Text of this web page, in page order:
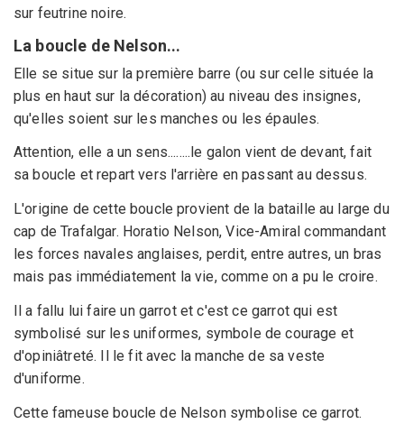
sur feutrine noire.
La boucle de Nelson...
Elle se situe sur la première barre (ou sur celle située la
plus en haut sur la décoration) au niveau des insignes,
qu'elles soient sur les manches ou les épaules.
Attention, elle a un sens........le galon vient de devant, fait
sa boucle et repart vers l'arrière en passant au dessus.
L'origine de cette boucle provient de la bataille au large du
cap de Trafalgar. Horatio Nelson, Vice-Amiral commandant
les forces navales anglaises, perdit, entre autres, un bras
mais pas immédiatement la vie, comme on a pu le croire.
Il a fallu lui faire un garrot et c'est ce garrot qui est
symbolisé sur les uniformes, symbole de courage et
d'opiniâtreté. Il le fit avec la manche de sa veste
d'uniforme.
Cette fameuse boucle de Nelson symbolise ce garrot.